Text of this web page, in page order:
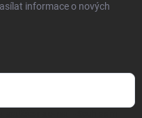
informace o nových